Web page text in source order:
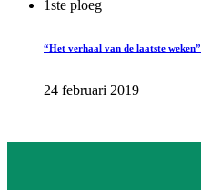
1ste ploeg
“Het verhaal van de laatste weken”
24 februari 2019